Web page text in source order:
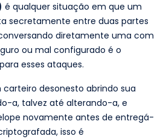
é qualquer situação em que um
secretamente entre duas partes
diretamente uma com
ou mal configurado é o
esses ataques.
desonesto abrindo sua
a, talvez até alterando-a, e
novamente antes de entregá-
isso é